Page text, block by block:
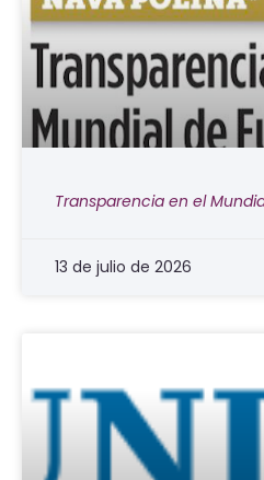
Transparencia en el
13 de julio de 2026